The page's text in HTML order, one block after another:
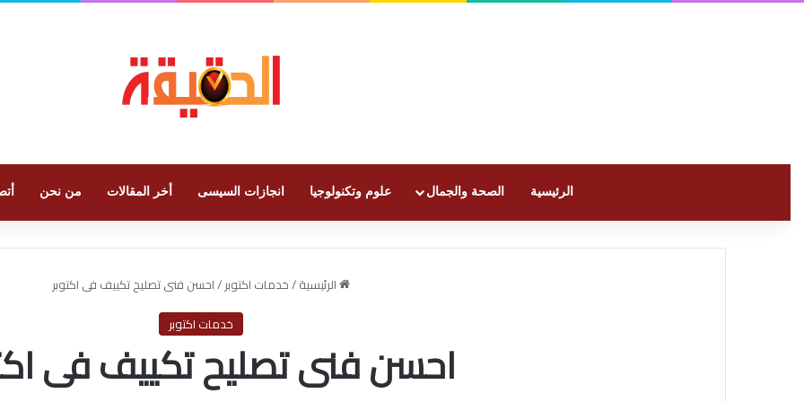
الرئيسية الصحة والجمال علوم وتكنولوجيا انجازات السيسى أخر المقالات من نحن
الرئيسية/خدمات اكتوبر/احسن فنى تصليح تكييف فى اكتوبر
خدمات اكتوبر
احسن فنى تصليح تكييف فى